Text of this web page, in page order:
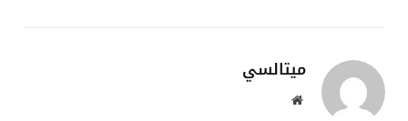
ميتالسي
موقع